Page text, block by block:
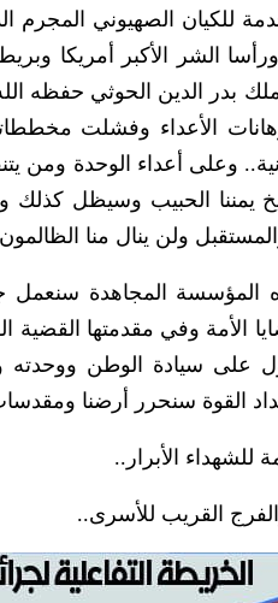
خدمة للكيان الصهيوني
الشر الأكبر أمريكا
بدر الدين الحوثي حفظه
الأعداء وفشلت
وعلى أعداء الوحدة
يمننا الحبيب وسيظل كذلك
ولن ينال منا
المؤسسة المجاهدة سنعمل
الأمة وفي مقدمتها
على سيادة الوطن ووحدته
القوة سنحرر أرضنا
للشهداء الأبرار..
القريب للأسرى..